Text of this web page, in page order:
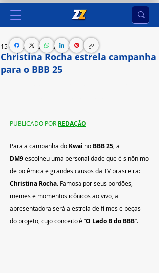
Christina Rocha estrela campanha
para o BBB 25
15 de jan. de 2025 2 min de leitura
PUBLICADO POR REDAÇÃO
Para a campanha do Kwai no BBB 25 , a
DM9 escolheu uma personalidade que é sinônimo
de polêmica e grandes causos da TV brasileira:
Christina Rocha. Famosa por seus bordões,
memes e momentos icônicos ao vivo, a
apresentadora será a estrela de filmes e peças
do projeto, cujo conceito é “O Lado B do BBB”.